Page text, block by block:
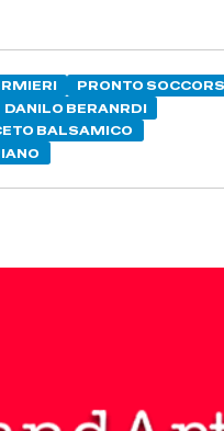
PRONTO
DANILO BERANRDI
BALSAMICO